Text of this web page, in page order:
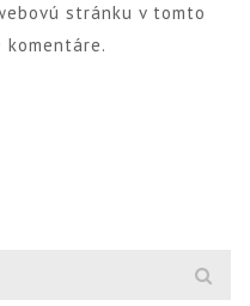
stránku v tomto